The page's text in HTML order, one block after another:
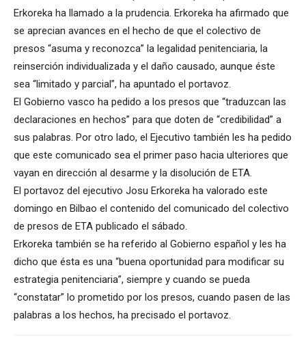
Erkoreka ha llamado a la prudencia. Erkoreka ha afirmado que
se aprecian avances en el hecho de que el colectivo de
presos “asuma y reconozca” la legalidad penitenciaria, la
reinserción individualizada y el daño causado, aunque éste
sea “limitado y parcial”, ha apuntado el portavoz.
El Gobierno vasco ha pedido a los presos que “traduzcan las
declaraciones en hechos” para que doten de “credibilidad” a
sus palabras. Por otro lado, el Ejecutivo también les ha pedido
que este comunicado sea el primer paso hacia ulteriores que
vayan en dirección al desarme y la disolución de ETA.
El portavoz del ejecutivo Josu Erkoreka ha valorado este
domingo en Bilbao el contenido del comunicado del colectivo
de presos de ETA publicado el sábado.
Erkoreka también se ha referido al Gobierno español y les ha
dicho que ésta es una “buena oportunidad para modificar su
estrategia penitenciaria”, siempre y cuando se pueda
“constatar” lo prometido por los presos, cuando pasen de las
palabras a los hechos, ha precisado el portavoz.